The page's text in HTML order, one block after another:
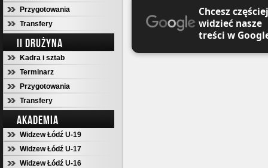
Przygotowania
Transfery
II DRUŻYNA
Kadra i sztab
Terminarz
Przygotowania
Transfery
AKADEMIA
Widzew Łódź U-19
Widzew Łódź U-17
Widzew Łódź U-16
Chcesz częściej
widzieć nasze
treści w